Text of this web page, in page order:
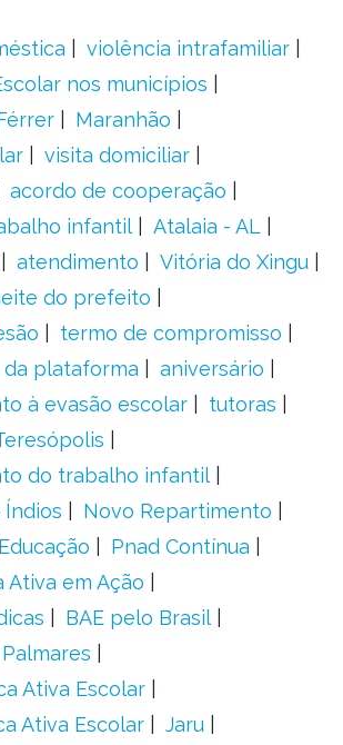
violência intrafamiliar
nos municípios
Maranhão
visita domiciliar
acordo de cooperação
infantil
Atalaia - AL
atendimento
Vitória do Xingu
do prefeito
termo de compromisso
plataforma
aniversário
à evasão escolar
tutoras
do trabalho infantil
Índios
Novo Repartimento
Pnad Contínua
Ativa em Ação
BAE pelo Brasil
Palmares
Ativa Escolar
Ativa Escolar
Jaru